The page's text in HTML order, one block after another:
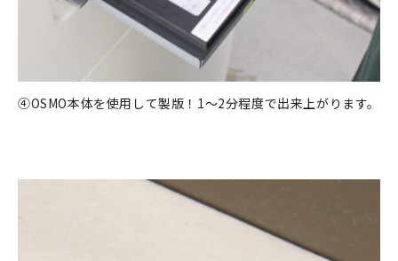
④OSMO本体を使用して製版！1～2分程度で出来上がります。